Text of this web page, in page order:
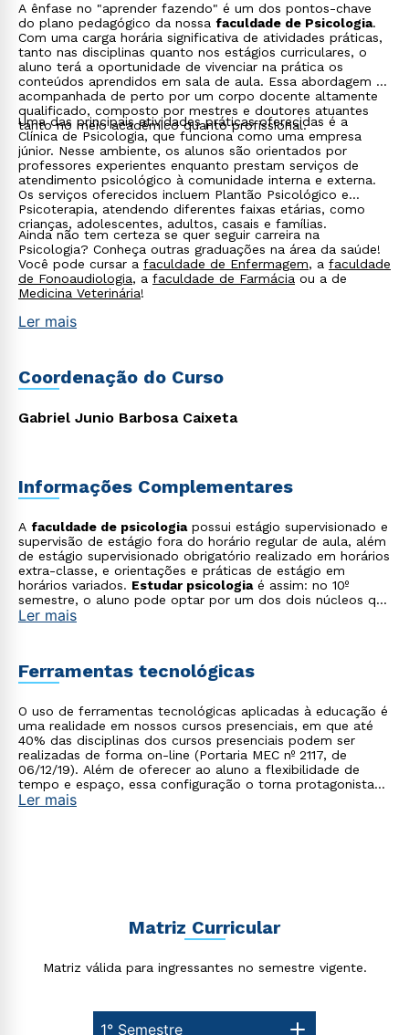
A ênfase no "aprender fazendo" é um dos pontos-chave
do plano pedagógico da nossa faculdade de Psicologia.
Com uma carga horária significativa de atividades práticas,
tanto nas disciplinas quanto nos estágios curriculares, o
aluno terá a oportunidade de vivenciar na prática os
conteúdos aprendidos em sala de aula. Essa abordagem é
acompanhada de perto por um corpo docente altamente
qualificado, composto por mestres e doutores atuantes
tanto no meio acadêmico quanto profissional.
Uma das principais atividades práticas oferecidas é a
Clínica de Psicologia, que funciona como uma empresa
júnior. Nesse ambiente, os alunos são orientados por
professores experientes enquanto prestam serviços de
atendimento psicológico à comunidade interna e externa.
Os serviços oferecidos incluem Plantão Psicológico e
Psicoterapia, atendendo diferentes faixas etárias, como
crianças, adolescentes, adultos, casais e famílias.
Ainda não tem certeza se quer seguir carreira na
Psicologia? Conheça outras graduações na área da saúde!
Você pode cursar a faculdade de Enfermagem, a faculdade
de Fonoaudiologia, a faculdade de Farmácia ou a de
Medicina Veterinária!
Ler mais
Coordenação do Curso
Gabriel Junio Barbosa Caixeta
Informações Complementares
A faculdade de psicologiapossui estágio supervisionado e
supervisão de estágio fora do horário regular de aula, além
de estágio supervisionado obrigatório realizado em horários
extra-classe, e orientações e práticas de estágio em
horários variados. Estudar psicologiaé assim: no 10º
semestre, o aluno pode optar por um dos dois núcleos que
correspondem às ênfases adotadas pelo curso: núcleo de
ampliar os seus conhecimentos você também pode
conferir nossos
Ler mais
Ferramentas tecnológicas
O uso de ferramentas tecnológicas aplicadas à educação é
uma realidade em nossos cursos presenciais, em que até
40% das disciplinas dos cursos presenciais podem ser
realizadas de forma on-line (Portaria MEC nº 2117, de
06/12/19). Além de oferecer ao aluno a flexibilidade de
tempo e espaço, essa configuração o torna protagonista
no processo de construção do seu conhecimento.
Ler mais
Matriz Curricular
Matriz válida para ingressantes no semestre vigente.
1° Semestre